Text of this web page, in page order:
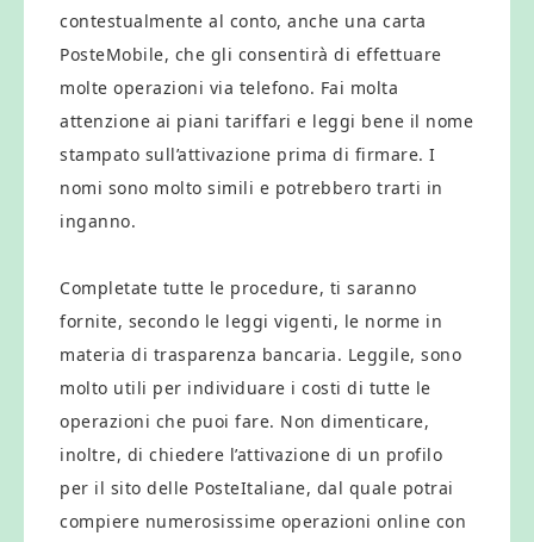
contestualmente al conto, anche una carta
PosteMobile, che gli consentirà di effettuare
molte operazioni via telefono. Fai molta
attenzione ai piani tariffari e leggi bene il nome
stampato sull’attivazione prima di firmare. I
nomi sono molto simili e potrebbero trarti in
inganno.
Completate tutte le procedure, ti saranno
fornite, secondo le leggi vigenti, le norme in
materia di trasparenza bancaria. Leggile, sono
molto utili per individuare i costi di tutte le
operazioni che puoi fare. Non dimenticare,
inoltre, di chiedere l’attivazione di un profilo
per il sito delle PosteItaliane, dal quale potrai
compiere numerosissime operazioni online con